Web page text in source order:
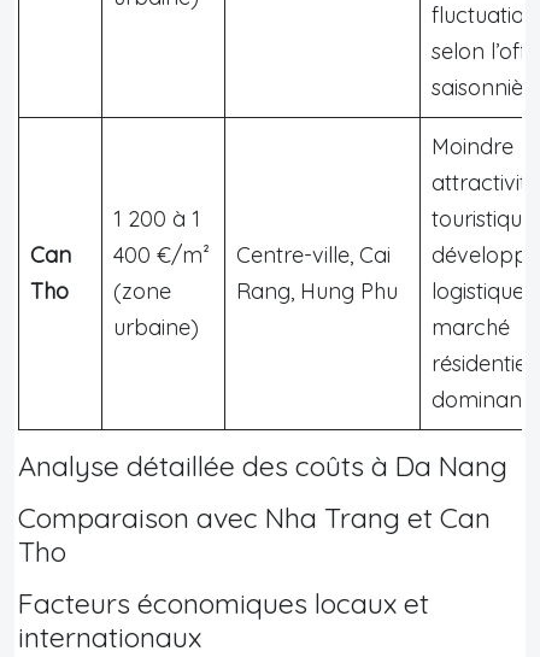
fluctuation
selon
Can
Tho
1 200 à 1
400 €/m²
(zone
urbaine)
Centre-ville, Cai
Rang, Hung Phu
Moindre
attractivité
touristique,
logistique,
marché
résidentiel
dominant
Analyse détaillée des coûts à Da Nang
Comparaison avec Nha Trang et Can
Tho
Facteurs économiques locaux et
internationaux